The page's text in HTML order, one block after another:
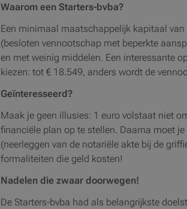
Waarom een Starters-bvba?
Een minimaal maatschappelijk kapitaal
(besloten vennootschap met beperkte
en met weinig middelen. Een interessante
kiezen: tot € 18.549, anders wordt de
Geïnteresseerd?
Maak je geen illusies: 1 euro volstaat niet
financiële plan op te stellen. Daarna moet
(neerleggen van de notariële akte bij de
formaliteiten die geld kosten!
Nadelen die zwaar doorwegen!
De Starters-bvba had als belangrijkste